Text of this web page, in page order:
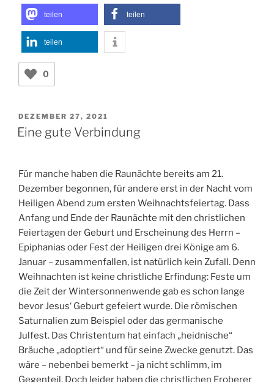
teilen teilen
teilen
0
VERÖFFENTLICHT
AM
DEZEMBER 27, 2021
Eine gute Verbindung
Für manche haben die Raunächte bereits am 21.
Dezember begonnen, für andere erst in der Nacht vom
Heiligen Abend zum ersten Weihnachtsfeiertag. Dass
Anfang und Ende der Raunächte mit den christlichen
Feiertagen der Geburt und Erscheinung des Herrn –
Epiphanias oder Fest der Heiligen drei Könige am 6.
Januar – zusammenfallen, ist natürlich kein Zufall. Denn
Weihnachten ist keine christliche Erfindung: Feste um
die Zeit der Wintersonnenwende gab es schon lange
bevor Jesus‘ Geburt gefeiert wurde. Die römischen
Saturnalien zum Beispiel oder das germanische
Julfest. Das Christentum hat einfach „heidnische“
Bräuche „adoptiert“ und für seine Zwecke genutzt. Das
wäre – nebenbei bemerkt – ja nicht schlimm, im
Gegenteil. Doch leider haben die christlichen Eroberer